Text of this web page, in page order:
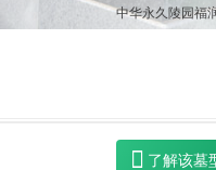
中华永久陵园福
了解该墓